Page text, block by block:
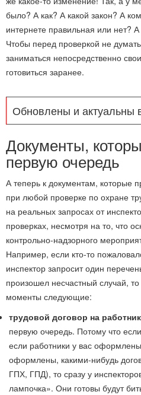
было? А как? А какой закон? А
интернете правильная или нет?
Чтобы перед проверкой не
заниматься непосредственно
готовиться заранее.
Обновлены и актуальны
Документы,
первую очередь
А теперь к документам, которые
при любой проверке по охране
на реальных запросах от
проверках, несмотря на то, что
контрольно-надзорного
Например, если кто-то
инспектор запросит один
произошел несчастный случай,
моменты следующие:
трудовой договор на
первую очередь. Потому что
если работники у вас
оформлены, какими-нибудь
ГПХ, ГПД), то сразу у
лампочка». Они готовы будут